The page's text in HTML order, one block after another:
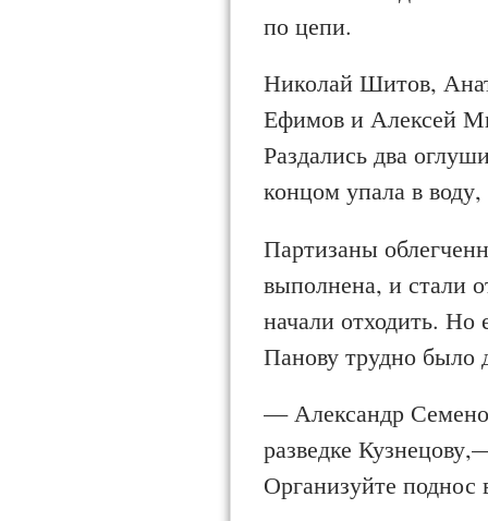
по цепи.
Николай Шитов,
Ефимов и Алексей
Раздались два
концом упала в
Партизаны
выполнена, и стали
начали отходить. Но
Панову трудно было
— Александр
разведке
Организуйте поднос